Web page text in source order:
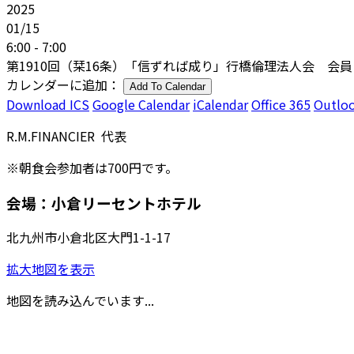
2025
01/15
6:00 - 7:00
第1910回（栞16条）「信ずれば成り」行橋倫理法人会 会
カレンダーに追加：
Add To Calendar
Download ICSGoogle Calendar iCalendarOffice 365
R.M.FINANCIER 代表
※朝食会参加者は700円です。
会場：小倉リーセントホテル
北九州市小倉北区大門1-1-17
拡大地図を表示
地図を読み込んでいます...